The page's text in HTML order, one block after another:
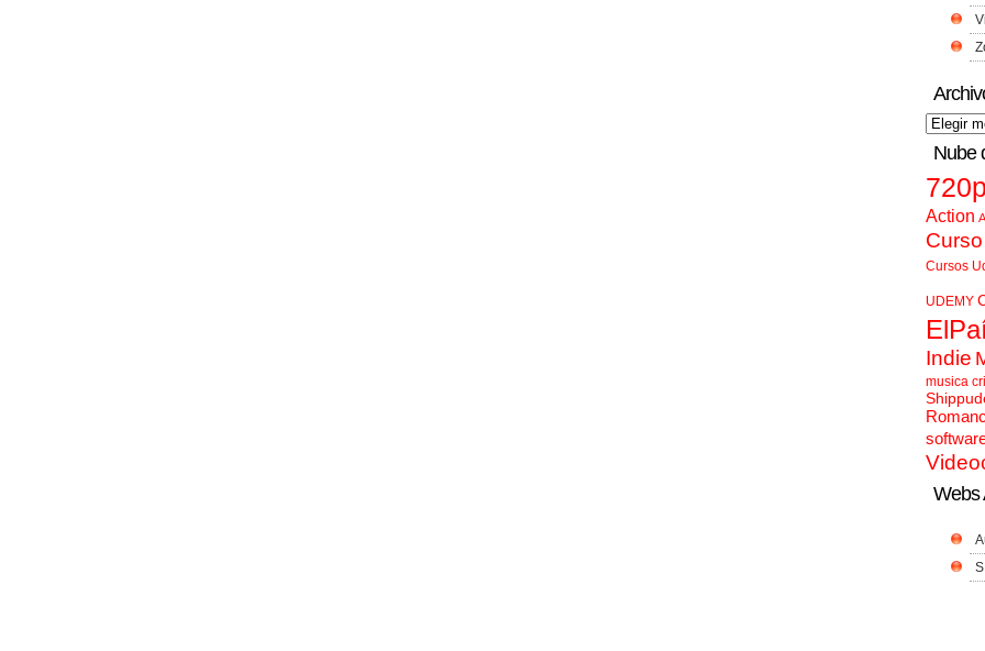
Nube
Action
Cursos
UDEMY
Indie
musica
Webs